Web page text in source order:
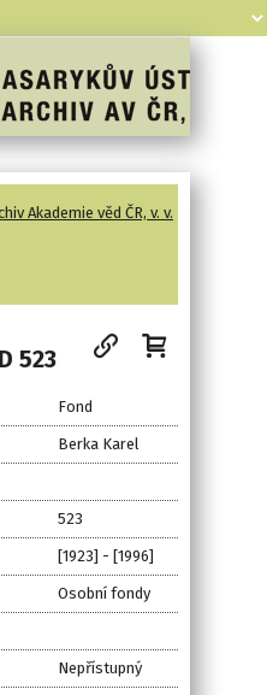
Akademie věd ČR, v. v.
523
Fond
Berka Karel
523
[1923] - [1996]
Osobní fondy
Nepřístupný